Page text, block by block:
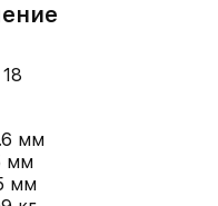
мм
мм
мм